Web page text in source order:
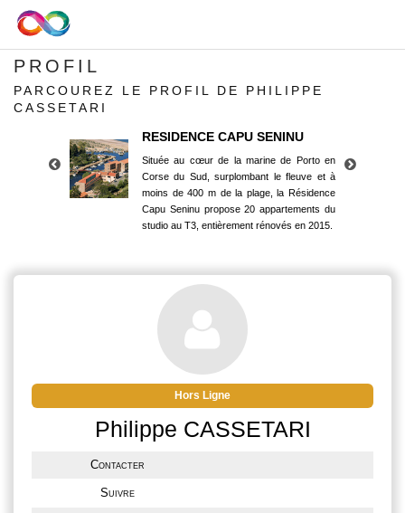
PROFIL
PARCOUREZ LE PROFIL DE PHILIPPE
CASSETARI
RESIDENCE CAPU SENINU
Située au cœur de la marine de Porto en
Corse du Sud, surplombant le fleuve et à
moins de 400 m de la plage, la Résidence
Capu Seninu propose 20 appartements du
studio au T3, entièrement rénovés en 2015.
Corse du Sud, surplombant le fleuve et à
moins de 400 m de la plage, la Résidence
Capu Seninu propose 20 appartements du
studio au T3, entièrement rénovés en 2015.
Hors Ligne
Philippe CASSETARI
Contacter
Suivre